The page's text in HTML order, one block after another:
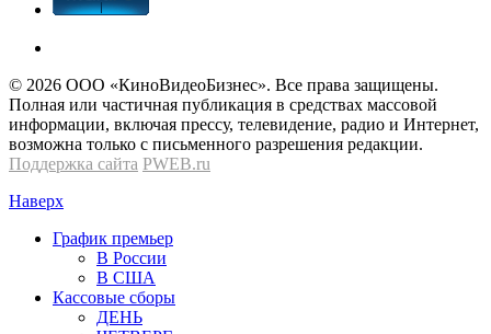
© 2026 OOО «КиноВидеоБизнес». Все права защищены.
Полная или частичная публикация в средствах массовой
информации, включая прессу, телевидение, радио и Интернет,
возможна только с письменного разрешения редакции.
Поддержка сайта PWEB.ru
Наверх
График премьер
В России
В США
Кассовые сборы
ДЕНЬ